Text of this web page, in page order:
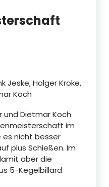
Jeske, Holger Kroke,
Koch
und Dietmar Koch
im
es nicht besser
plus Schießen. Im
aber die
5-Kegelbillard